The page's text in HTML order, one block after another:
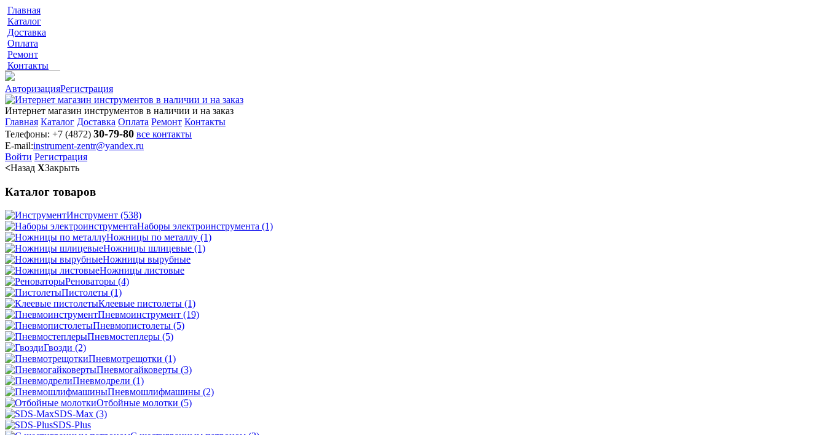
Главная
Каталог
Доставка
Оплата
Ремонт
Контакты
АвторизацияРегистрация
Интернет магазин инструментов в наличии и на заказ
Главная Каталог Доставка Оплата Ремонт Контакты
Телефоны: +7 (4872) 30-79-80 все контакты
E-mail:instrument-zentr@yandex.ru
Войти Регистрация
<Назад XЗакрыть
Каталог товаров
Инструмент (538)
Наборы электроинструмента (1)
Ножницы по металлу (1)
Ножницы шлицевые (1)
Ножницы вырубные
Ножницы листовые
Реноваторы (4)
Пистолеты (1)
Клеевые пистолеты (1)
Пневмоинструмент (19)
Пневмопистолеты (5)
Пневмостеплеры (5)
Гвозди (2)
Пневмотрещотки (1)
Пневмогайковерты (3)
Пневмодрели (1)
Пневмошлифмашины (2)
Отбойные молотки (5)
SDS-Max (3)
SDS-Plus